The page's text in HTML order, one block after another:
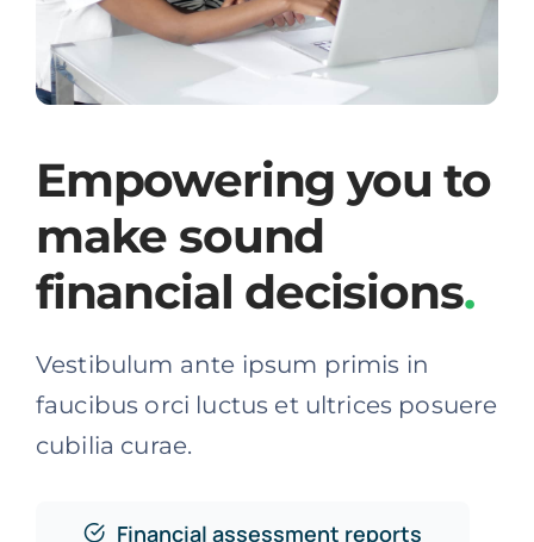
Empowering you to
make sound
financial decisions.
Vestibulum ante ipsum primis in
faucibus orci luctus et ultrices posuere
cubilia curae.
Financial assessment reports